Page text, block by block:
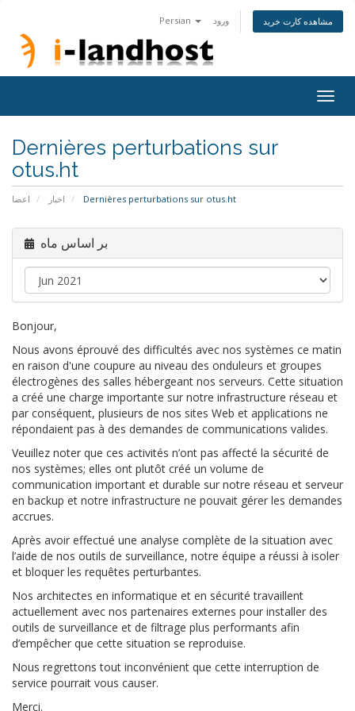
Persian ورود مشاهده کارت خرید
Dernières perturbations sur
otus.ht
اعضا اخبار Dernières perturbations sur otus.ht
بر اساس ماه
Bonjour,
Nous avons éprouvé des difficultés avec nos systèmes ce matin
en raison d'une coupure au niveau des onduleurs et groupes
électrogènes des salles hébergeant nos serveurs. Cette situation
a créé une charge importante sur notre infrastructure réseau et
par conséquent, plusieurs de nos sites Web et applications ne
répondaient pas à des demandes de communications valides.
Veuillez noter que ces activités n’ont pas affecté la sécurité de
nos systèmes; elles ont plutôt créé un volume de
communication important et durable sur notre réseau et serveur
en backup et notre infrastructure ne pouvait gérer les demandes
accrues.
Après avoir effectué une analyse complète de la situation avec
l’aide de nos outils de surveillance, notre équipe a réussi à isoler
et bloquer les requêtes perturbantes.
Nos architectes en informatique et en sécurité travaillent
actuellement avec nos partenaires externes pour installer des
outils de surveillance et de filtrage plus performants afin
d’empêcher que cette situation se reproduise.
Nous regrettons tout inconvénient que cette interruption de
service pourrait vous causer.
Merci.